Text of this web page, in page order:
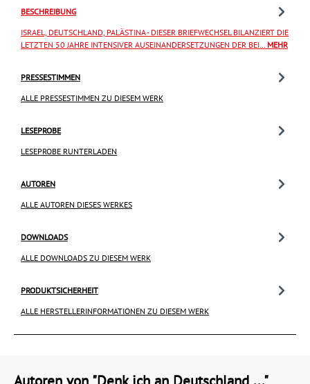
BESCHREIBUNG
ISRAEL, DEUTSCHLAND, PALÄSTINA - DIESER BRIEFWECHSEL BILANZIERT DIE
LETZTEN 50 JAHRE INTENSIVER AUSEINANDERSETZUNGEN DER BEI… MEHR
PRESSESTIMMEN
ALLE PRESSESTIMMEN ZU DIESEM WERK
LESEPROBE
LESEPROBE RUNTERLADEN
AUTOREN
ALLE AUTOREN DIESES WERKES
DOWNLOADS
ALLE DOWNLOADS ZU DIESEM WERK
PRODUKTSICHERHEIT
ALLE HERSTELLERINFORMATIONEN ZU DIESEM WERK